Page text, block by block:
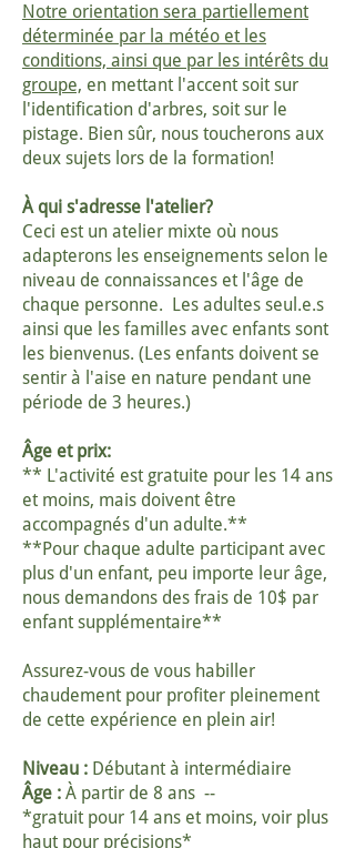
Notre orientation sera partiellement
déterminée par la météo et les
conditions, ainsi que par les intérêts du
groupe, en mettant l'accent soit sur
l'identification d'arbres, soit sur le
pistage. Bien sûr, nous toucherons aux
deux sujets lors de la formation!
À qui s'adresse l'atelier?
Ceci est un atelier mixte où nous
adapterons les enseignements selon le
niveau de connaissances et l'âge de
chaque personne. Les adultes seul.e.s
ainsi que les familles avec enfants sont
les bienvenus. (Les enfants doivent se
sentir à l'aise en nature pendant une
période de 3 heures.)
Âge et prix:
** L'activité est gratuite pour les 14 ans
et moins, mais doivent être
accompagnés d'un adulte.**
**Pour chaque adulte participant avec
plus d'un enfant, peu importe leur âge,
nous demandons des frais de 10$ par
enfant supplémentaire**
Assurez-vous de vous habiller
chaudement pour profiter pleinement
de cette expérience en plein air!
Niveau : Débutant à intermédiaire
Âge : À partir de 8 ans --
*gratuit pour 14 ans et moins, voir plus
haut pour précisions*